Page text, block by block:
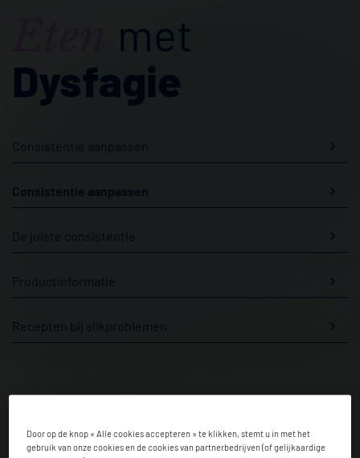
met
Dysfagie
Consistentie aanpassen
Consistentie aanpassen
De juiste consistentie
Productinformatie
Recepten bij slikproblemen
aangepaste consistentie
Door op de knop « Alle cookies accepteren » te klikken, stemt u in met het
gebruik van onze cookies en de cookies van partnerbedrijven (of gelijkaardige